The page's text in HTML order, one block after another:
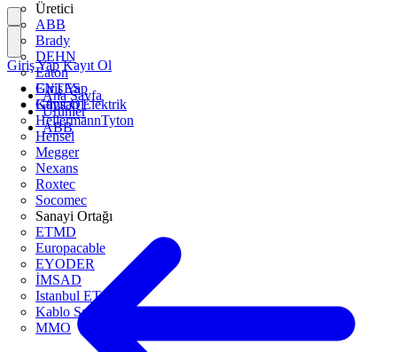
Üretici
ABB
Brady
DEHN
Eaton
ENTES
Günsan Elektrik
HellermannTyton
Hensel
Megger
Nexans
Roxtec
Socomec
Sanayi Ortağı
ETMD
Europacable
EYODER
İMSAD
Istanbul ETO
Kablo Sanayicileri Derneği
MMO
Giriş Yap
Kayıt Ol
Giriş Yap Kayıt Ol
Ana Sayfa
Ürünler
ABB